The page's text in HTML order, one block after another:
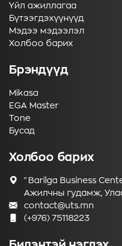
Үйл ажиллагаа
Бүтээгдэхүүнүүд
Мэдээ мэдээлэл
Холбоо барих
Брэндүүд
Mikasa
EGA Master
Tone
Бусад
Холбоо барих
"Barilga Business
Ажилчны гудамж,
contact@uts.mn
(+976) 75118223